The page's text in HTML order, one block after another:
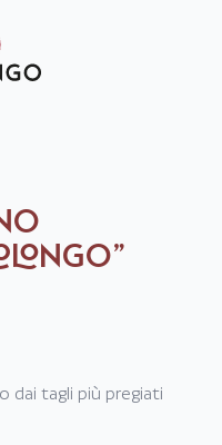
dai tagli più pregiati